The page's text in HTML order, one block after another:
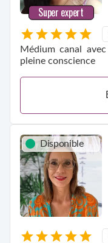
Super expert
Médium canal
pleine conscience
Disponible